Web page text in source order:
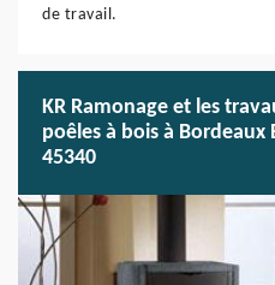
de travail.
KR Ramonage et les
poêles à bois à Bordeaux
45340